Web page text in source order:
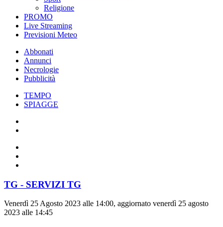
Religione
PROMO
Live Streaming
Previsioni Meteo
Abbonati
Annunci
Necrologie
Pubblicità
TEMPO
SPIAGGE
TG - SERVIZI TG
Venerdì 25 Agosto 2023 alle 14:00, aggiornato venerdì 25 agosto
2023 alle 14:45